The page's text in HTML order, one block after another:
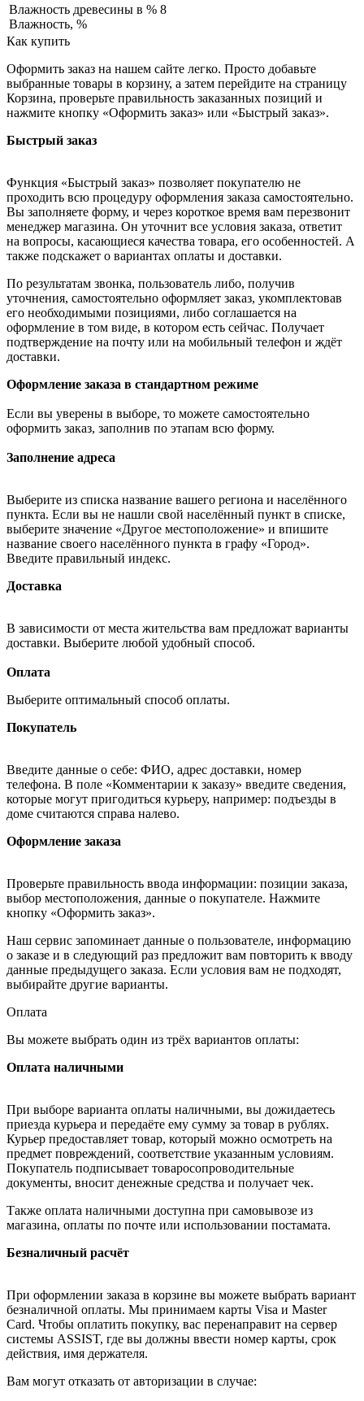
Влажность древесины в %
Влажность, %
8
Как купить
Оформить заказ на нашем сайте легко. Просто добавьте
выбранные товары в корзину, а затем перейдите на страницу
Корзина, проверьте правильность заказанных позиций и
нажмите кнопку «Оформить заказ» или «Быстрый заказ».
Быстрый заказ
Функция «Быстрый заказ» позволяет покупателю не
проходить всю процедуру оформления заказа самостоятельно.
Вы заполняете форму, и через короткое время вам перезвонит
менеджер магазина. Он уточнит все условия заказа, ответит
на вопросы, касающиеся качества товара, его особенностей. А
также подскажет о вариантах оплаты и доставки.
По результатам звонка, пользователь либо, получив
уточнения, самостоятельно оформляет заказ, укомплектовав
его необходимыми позициями, либо соглашается на
оформление в том виде, в котором есть сейчас. Получает
подтверждение на почту или на мобильный телефон и ждёт
доставки.
Оформление заказа в стандартном режиме
Если вы уверены в выборе, то можете самостоятельно
оформить заказ, заполнив по этапам всю форму.
Заполнение адреса
Выберите из списка название вашего региона и населённого
пункта. Если вы не нашли свой населённый пункт в списке,
выберите значение «Другое местоположение» и впишите
название своего населённого пункта в графу «Город».
Введите правильный индекс.
Доставка
В зависимости от места жительства вам предложат варианты
доставки. Выберите любой удобный способ.
Оплата
Выберите оптимальный способ оплаты.
Покупатель
Введите данные о себе: ФИО, адрес доставки, номер
телефона. В поле «Комментарии к заказу» введите сведения,
которые могут пригодиться курьеру, например: подъезды в
доме считаются справа налево.
Оформление заказа
Проверьте правильность ввода информации: позиции заказа,
выбор местоположения, данные о покупателе. Нажмите
кнопку «Оформить заказ».
Наш сервис запоминает данные о пользователе, информацию
о заказе и в следующий раз предложит вам повторить к вводу
данные предыдущего заказа. Если условия вам не подходят,
выбирайте другие варианты.
Оплата
Вы можете выбрать один из трёх вариантов оплаты:
Оплата наличными
При выборе варианта оплаты наличными, вы дожидаетесь
приезда курьера и передаёте ему сумму за товар в рублях.
Курьер предоставляет товар, который можно осмотреть на
предмет повреждений, соответствие указанным условиям.
Покупатель подписывает товаросопроводительные
документы, вносит денежные средства и получает чек.
Также оплата наличными доступна при самовывозе из
магазина, оплаты по почте или использовании постамата.
Безналичный расчёт
При оформлении заказа в корзине вы можете выбрать вариант
безналичной оплаты. Мы принимаем карты Visa и Master
Card. Чтобы оплатить покупку, вас перенаправит на сервер
системы ASSIST, где вы должны ввести номер карты, срок
действия, имя держателя.
Вам могут отказать от авторизации в случае: